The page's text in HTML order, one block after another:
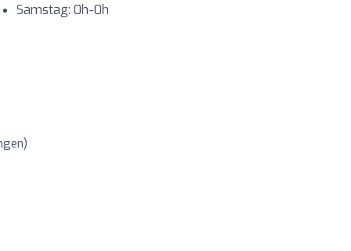
Samstag: 0h-0h